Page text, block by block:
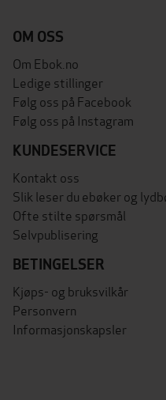
OM OSS
Om Ebok.no
Ledige stillinger
Følg oss på Facebook
Følg oss på Instagram
KUNDESERVICE
Kontakt oss
Slik leser du ebøker og
Ofte stilte spørsmål
Selvpublisering
BETINGELSER
Kjøps- og bruksvilkår
Personvern
Informasjonskapsler